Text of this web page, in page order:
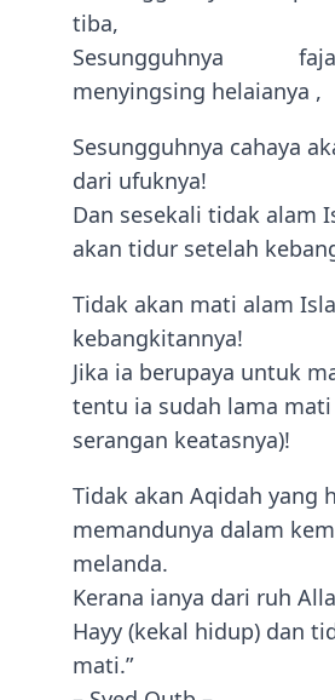
tiba,
Sesungguhnya
menyingsing helaianya ,
Sesungguhnya cahaya
dari ufuknya!
Dan sesekali tidak alam
akan tidur setelah
Tidak akan mati alam
kebangkitannya!
Jika ia berupaya untuk
tentu ia sudah lama mati
serangan keatasnya)!
Tidak akan Aqidah yang
memandunya dalam
melanda.
Kerana ianya dari ruh
Hayy (kekal hidup) dan
mati.”